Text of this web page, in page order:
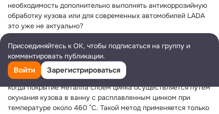
необходимость дополнительно выполнять антикоррозийную
обработку кузова или для современных автомобилей LADA
это уже не актуально?
Производители автомобилей пользуются разными методами
оцинковки. Качественная оцинковка кузова существенно
влияет на стоимость машины, менее надежные способы
защиты обходятся заводам на порядок дешевле.
Самым надежным способом считается горячее цинкование,
когда покрытие металла слоем цинка осуществляется путём
окунания кузова в ванну с расплавленным цинком при
температуре около 460 °C. Такой метод применяется только
Присоединяйтесь к ОК, чтобы подписаться на группу и
комментировать публикации.
Войти Зарегистрироваться